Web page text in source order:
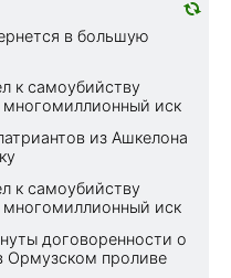
в большую
к самоубийству
иск
из Ашкелона
к самоубийству
иск
договоренности о
Ормузском проливе